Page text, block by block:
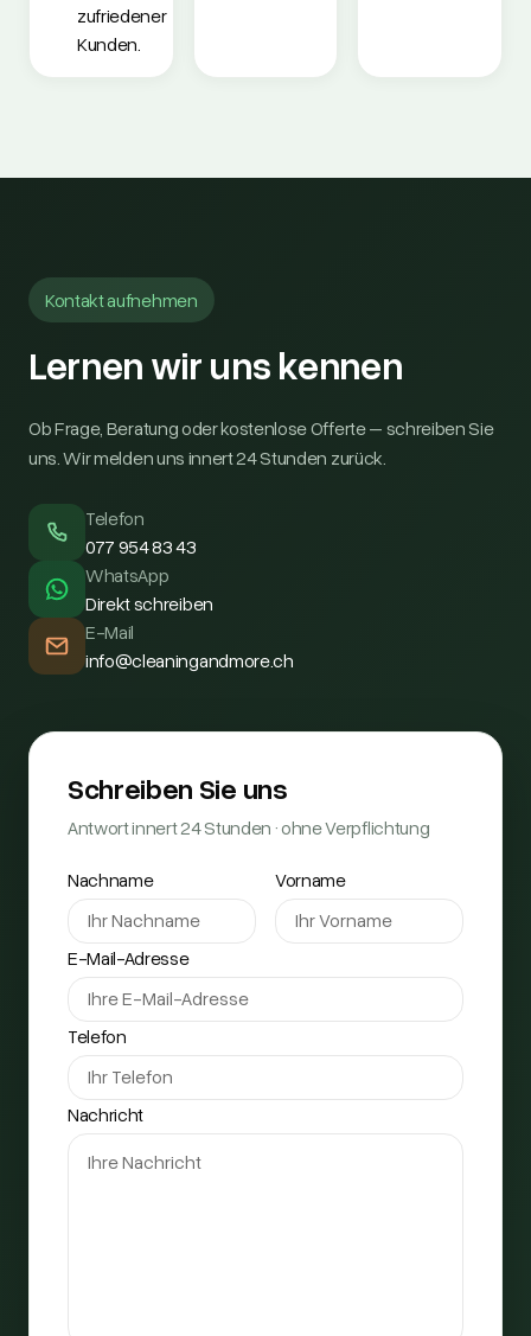
zufriedener
Kunden.
Kontakt aufnehmen
Lernen wir uns kennen
Ob Frage, Beratung oder kostenlose Offerte – schreiben Sie
uns. Wir melden uns innert 24 Stunden zurück.
Telefon
077 954 83 43
WhatsApp
Direkt schreiben
E-Mail
info@cleaningandmore.ch
Schreiben Sie uns
Antwort innert 24 Stunden · ohne Verpflichtung
Nachname Vorname
E-Mail-Adresse
Telefon
Nachricht